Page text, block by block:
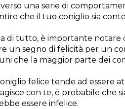
una serie di
che il tuo coniglio sia
di tutto, è importante notare
un segno di felicità per un
che la maggior parte dei
felice tende ad essere
con te, è probabile che
essere infelice.